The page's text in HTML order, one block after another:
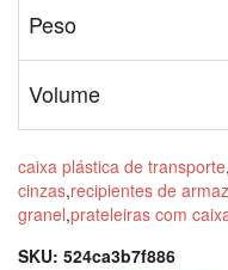
Peso
Volume
caixa plástica de transporte,
cinzas,recipientes de
granel,prateleiras com
SKU: 524ca3b7f886